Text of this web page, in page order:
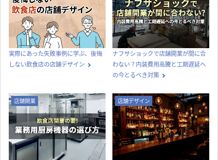
実際にあった失敗事例に学ぶ、後悔
しない飲食店の店舗デザイン
ナフサショックで店舗開業が間に合
わない？内装費用高騰と工期遅延へ
の今とるべき対策
店舗開業 店舗デザイン